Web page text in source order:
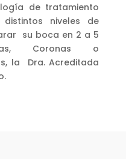
de tratamiento
niveles de
su boca en 2 a 5
Coronas o
la Dra. Acreditada